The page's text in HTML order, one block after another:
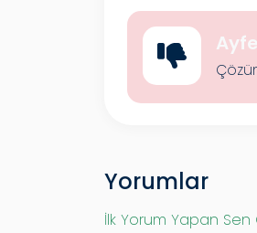
Yorumlar
İlk Yorum Yapan Sen